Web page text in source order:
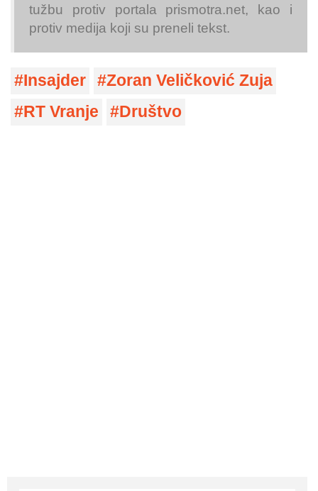
tužbu protiv portala prismotra.net, kao i
protiv medija koji su preneli tekst.
Insajder
Zoran Veličković Zuja
RT Vranje
Društvo